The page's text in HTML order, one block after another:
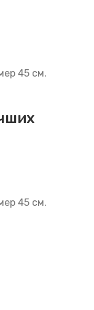
45 см.
45 см.